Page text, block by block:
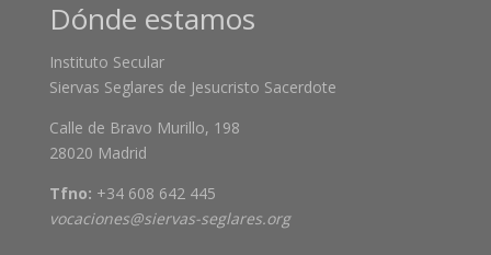
Dónde estamos
Instituto Secular
Siervas Seglares de Jesucristo Sacerdote
Calle de Bravo Murillo, 198
28020 Madrid
Tfno: +34 608 642 445
vocaciones@siervas-seglares.org